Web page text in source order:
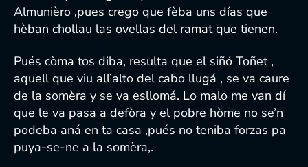
Almunièro ,pues crego que fèba uns días que
hèban chollau las ovellas del ramat que tienen.
Pués còma tos diba, resulta que el siñó Toñet ,
aquell que viu all’alto del cabo llugá , se va caure
de la somèra y se va esllomá. Lo malo me van dí
que le va pasa a defòra y el pobre hòme no se’n
podeba aná en ta casa ,pués no teniba forzas pa
puya-se-ne a la somèra,.